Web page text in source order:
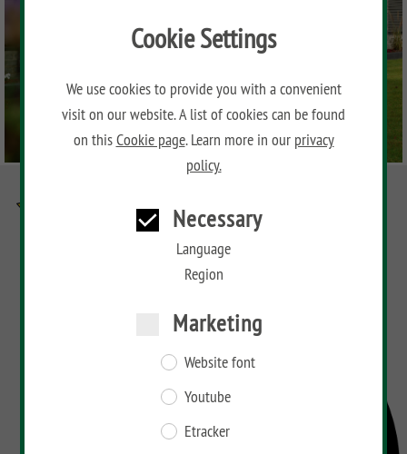
Cookie Settings
We use cookies to provide you with a convenient
visit on our website. A list of cookies can be found
on thisCookie page. Learn more in our privacy
policy.
Necessary
Language
Region
Marketing
Website font
Youtube
Etracker